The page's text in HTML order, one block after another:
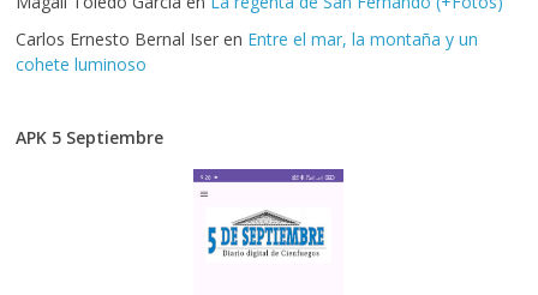
Carlos Ernesto Bernal Iser en Entre el mar, la montaña y un
cohete luminoso
APK 5 Septiembre